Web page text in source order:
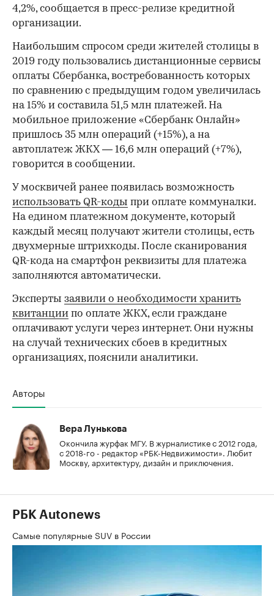
4,2%, сообщается в пресс-релизе кредитной
организации.
Наибольшим спросом среди жителей столицы в
2019 году пользовались дистанционные сервисы
оплаты Сбербанка, востребованность которых
по сравнению с предыдущим годом увеличилась
на 15% и составила 51,5 млн платежей. На
мобильное приложение «Сбербанк Онлайн»
пришлось 35 млн операций (+15%), а на
автоплатеж ЖКХ — 16,6 млн операций (+7%),
говорится в сообщении.
У москвичей ранее появилась возможность
использовать QR-коды при оплате коммуналки.
На едином платежном документе, который
каждый месяц получают жители столицы, есть
двухмерные штрихкоды. После сканирования
QR-кода на смартфон реквизиты для платежа
заполняются автоматически.
Эксперты заявили о необходимости хранить
квитанции по оплате ЖКХ, если граждане
оплачивают услуги через интернет. Они нужны
на случай технических сбоев в кредитных
организациях, пояснили аналитики.
Авторы
Вера Лунькова
Окончила журфак МГУ. В журналистике с 2012 года,
с 2018-го - редактор «РБК-Недвижимости». Любит
Москву, архитектуру, дизайн и приключения.
РБК Autonews
Самые популярные SUV в России